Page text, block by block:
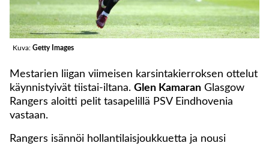
Kuva: Getty Images
Mestarien liigan viimeisen karsintakierroksen ottelut
käynnistyivät tiistai-iltana. Glen Kamaran Glasgow
Rangers aloitti pelit tasapelillä PSV Eindhovenia
vastaan.
Rangers isännöi hollantilaisjoukkuetta ja nousi